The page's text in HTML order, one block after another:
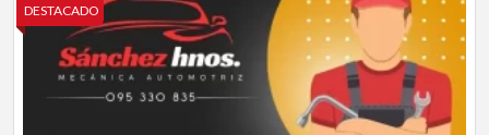
DESTACADO